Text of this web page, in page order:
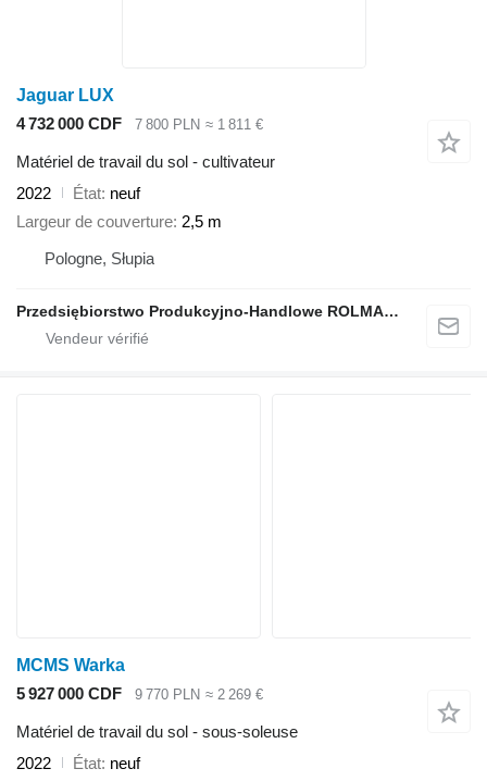
Jaguar LUX
4 732 000 CDF
7 800 PLN ≈ 1 811 €
Matériel de travail du sol - cultivateur
2022
État neuf
Largeur de couverture 2,5 m
Pologne, Słupia
Przedsiębiorstwo Produkcyjno-Handlowe ROLMAPOL Marcin Dziekan
MCMS Warka
5 927 000 CDF
9 770 PLN ≈ 2 269 €
Matériel de travail du sol - sous-soleuse
2022
État neuf